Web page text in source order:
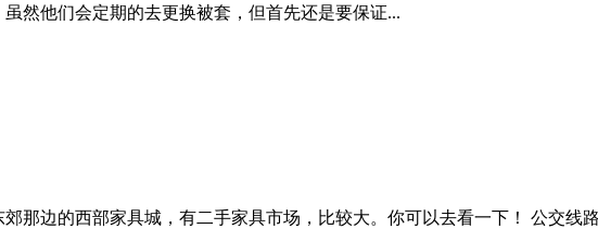
然他们会定期的去更换被套，但首先还是要保证...
那边的西部家具城，有二手家具市场，比较大。你可以去看一下！ 公交线路